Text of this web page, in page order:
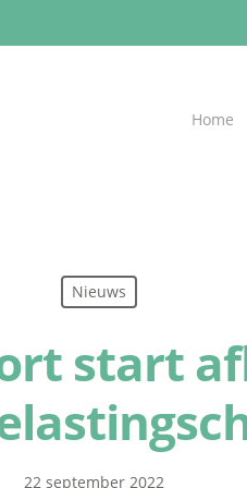
Home
Nieuws
start
22 september 2022